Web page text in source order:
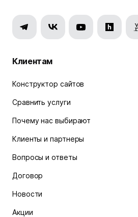
Клиентам
Конструктор сайтов
Сравнить услуги
Почему нас выбирают
Клиенты и партнеры
Вопросы и ответы
Договор
Новости
Акции